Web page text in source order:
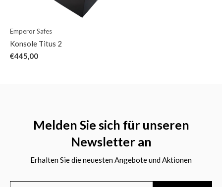
Emperor Safes
Konsole Titus 2
€445,00
Melden Sie sich für unseren
Newsletter an
Erhalten Sie die neuesten Angebote und Aktionen